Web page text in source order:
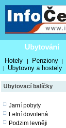
Ubytování
Hotely | Penziony |
| Ubytovny a hostely
Ubytovací balíčky
Jarní pobyty
Letní dovolená
Podzim levněji